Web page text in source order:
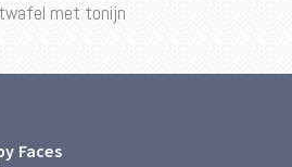
met tonijn
Faces